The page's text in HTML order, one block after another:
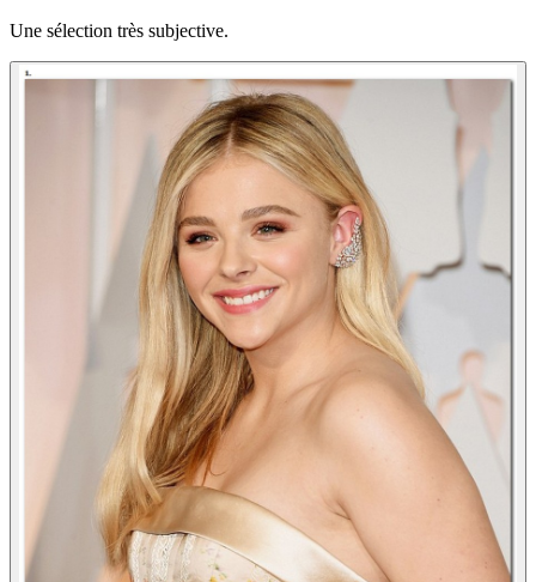
Une sélection très subjective.